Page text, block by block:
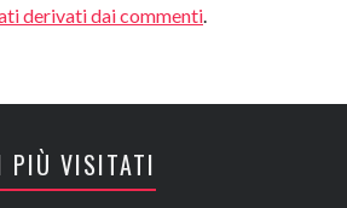
derivati dai commenti.
PIÙ VISITATI